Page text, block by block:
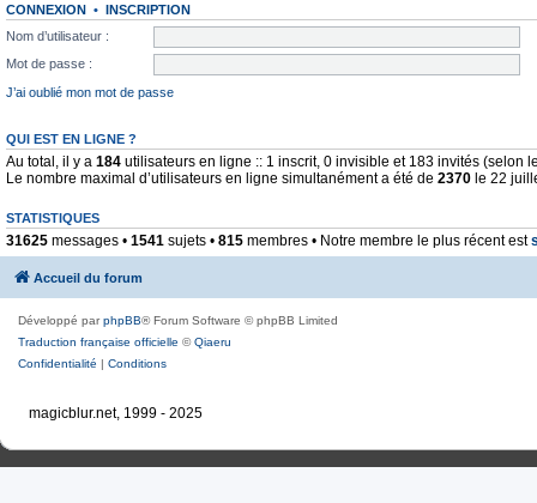
CONNEXION • INSCRIPTION
Nom d’utilisateur :
Mot de passe :
J’ai oublié mon mot de passe
QUI EST EN LIGNE ?
Au total, il y a 184 utilisateurs en ligne :: 1 inscrit, 0 invisible et 183 invités (selon
Le nombre maximal d’utilisateurs en ligne simultanément a été de 2370 le 22
STATISTIQUES
31625 messages • 1541 sujets • 815 membres • Notre membre le plus récent est
Accueil du forum
Développé parphpBB® Forum Software © phpBB Limited
Traduction française officielle ©Qiaeru
Confidentialité | Conditions
magicblur.net, 1999 - 2025